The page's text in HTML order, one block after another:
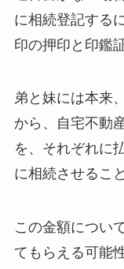
に相続登記する
印の押印と印鑑
弟と妹には本来
から、自宅不動
を、それぞれに
に相続させるこ
この金額につい
てもらえる可能